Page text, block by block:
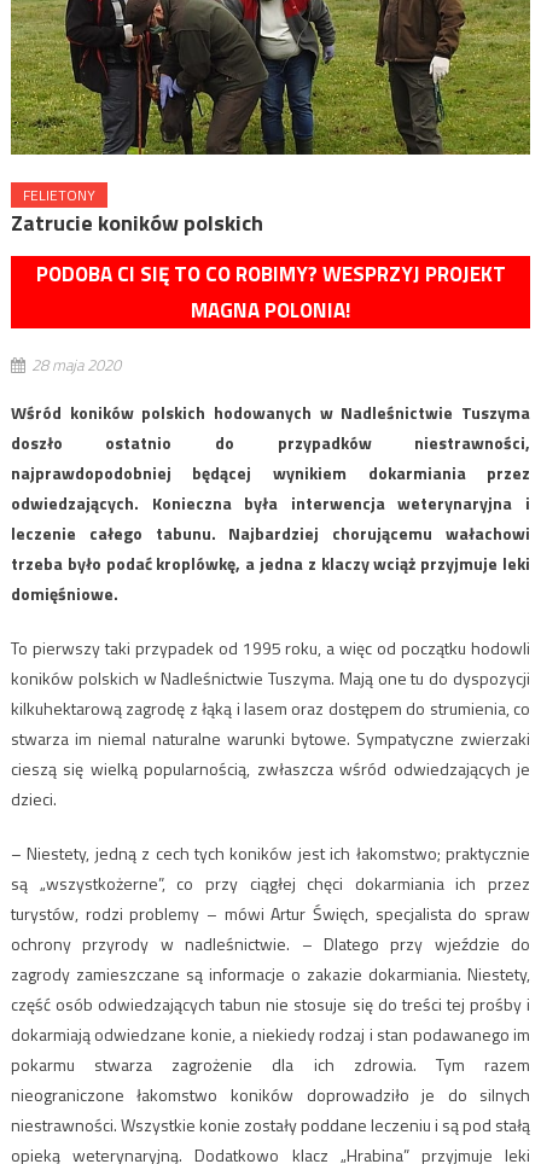
FELIETONY
Zatrucie koników polskich
PODOBA CI SIĘ TO CO ROBIMY? WESPRZYJ PROJEKT
MAGNA POLONIA!
28 maja 2020
Wśród koników polskich hodowanych w Nadleśnictwie Tuszyma
doszło ostatnio do przypadków niestrawności,
najprawdopodobniej będącej wynikiem dokarmiania przez
odwiedzających. Konieczna była interwencja weterynaryjna i
leczenie całego tabunu. Najbardziej chorującemu wałachowi
trzeba było podać kroplówkę, a jedna z klaczy wciąż przyjmuje leki
domięśniowe.
To pierwszy taki przypadek od 1995 roku, a więc od początku hodowli
koników polskich w Nadleśnictwie Tuszyma. Mają one tu do dyspozycji
kilkuhektarową zagrodę z łąką i lasem oraz dostępem do strumienia, co
stwarza im niemal naturalne warunki bytowe. Sympatyczne zwierzaki
cieszą się wielką popularnością, zwłaszcza wśród odwiedzających je
dzieci.
– Niestety, jedną z cech tych koników jest ich łakomstwo; praktycznie
są „wszystkożerne”, co przy ciągłej chęci dokarmiania ich przez
turystów, rodzi problemy – mówi Artur Święch, specjalista do spraw
ochrony przyrody w nadleśnictwie. – Dlatego przy wjeździe do
zagrody zamieszczane są informacje o zakazie dokarmiania. Niestety,
część osób odwiedzających tabun nie stosuje się do treści tej prośby i
dokarmiają odwiedzane konie, a niekiedy rodzaj i stan podawanego im
pokarmu stwarza zagrożenie dla ich zdrowia. Tym razem
nieograniczone łakomstwo koników doprowadziło je do silnych
niestrawności. Wszystkie konie zostały poddane leczeniu i są pod stałą
opieką weterynaryjną. Dodatkowo klacz „Hrabina” przyjmuje leki